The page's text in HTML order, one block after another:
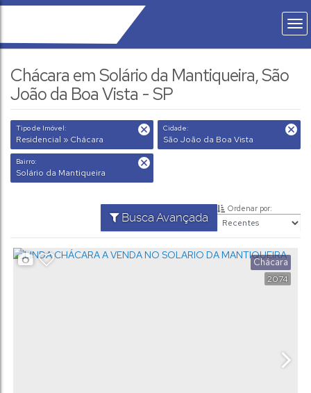
Chácara em Solário da Mantiqueira, São
João da Boa Vista - SP
Tipo de Imóvel:
Residencial » Chácara
Cidade:
São João da Boa Vista
Bairro:
Solário da Mantiqueira
Busca Avançada
Ordenar por:
2074
Chácara